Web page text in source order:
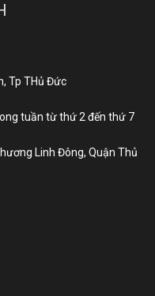
Tp THủ Đức
tuần từ thứ 2 đến thứ 7
Linh Đông, Quận Thủ